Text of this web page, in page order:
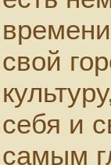
свой
себя и
самым